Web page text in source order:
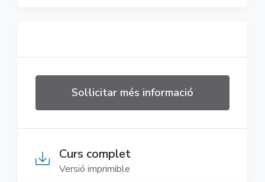
Sol·licitar més informació
Curs complet
Versió imprimible